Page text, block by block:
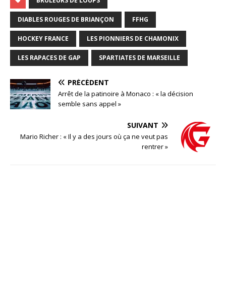
DIABLES ROUGES DE BRIANÇON FFHG
HOCKEY FRANCE LES PIONNIERS DE CHAMONIX
LES RAPACES DE GAP SPARTIATES DE MARSEILLE
PRÉCÉDENT
Arrêt de la patinoire à Monaco : « la décision
semble sans appel »
SUIVANT
Mario Richer : « Il y a des jours où ça ne veut pas
rentrer »